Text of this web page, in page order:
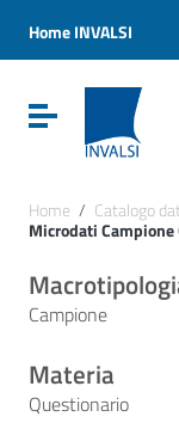
Vai al menu di
Vai al footer
Home INVALSI
Attiva /
Home / Catalogo
Microdati
Campione
Materia
Questionario